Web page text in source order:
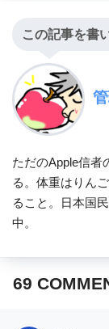
この記事を書
ただのApple信者
る。体重はりん
ること。日本国
中。
69